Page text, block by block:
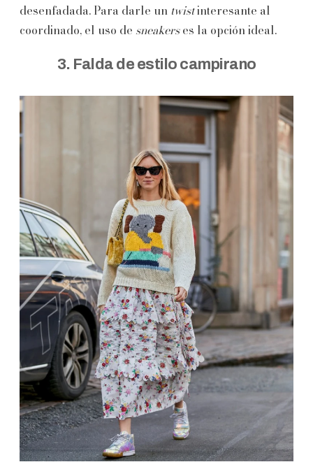
desenfadada. Para darle un twistinteresante al
coordinado, el uso de sneakerses la opción ideal.
3. Falda de estilo campirano